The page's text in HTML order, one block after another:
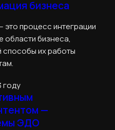
бизнеса
процесс интеграции
области бизнеса,
их работы
году
—
ЭДО